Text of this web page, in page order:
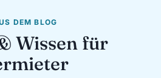
DEM BLOG
Wissen für